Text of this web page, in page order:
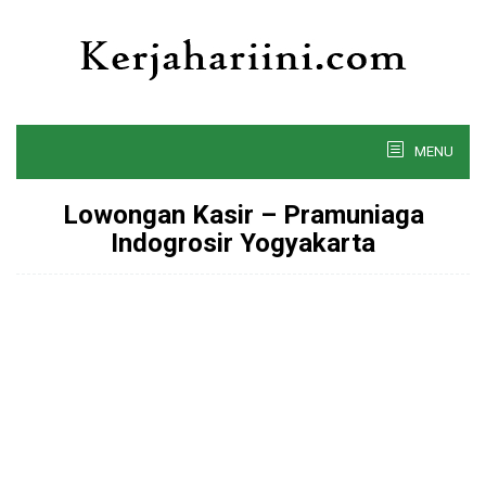
MENU
Lowongan Kasir – Pramuniaga
Indogrosir Yogyakarta